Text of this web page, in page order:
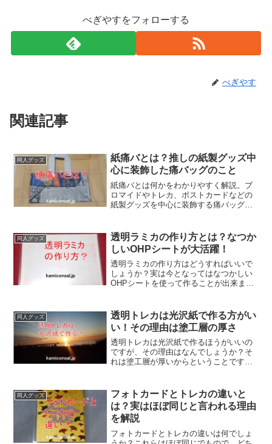
べぎやすをフォローする
べぎやす
関連記事
同人グッズ
紙痛バとは？推しの紙製グッズ中
心に装飾した痛バッグのこと
紙痛バとは何かをわかりやすく解説。ブ
ロマイドやトレカ、ポストカードなどの
紙製グッズを中心に装飾する痛バッグの
く紹介します。推し活で注目される紙痛
バッグ「紙痛バ」楽しんで下さい！
同人グッズ
透明ラミカの作り方とは？なつか
しいOHPシートが大活躍！
透明ラミカの作り方はどうすればいいで
しょうか？実は今となってはなつかしい
OHPシートを使って作ることが出来ま
チにするだけです。透明ラミカの作り方
としてはこれが一番簡単でしょう。
同人グッズ
透明トレカは光沢紙で作る方がい
い！その理由は塗工層の厚さ
透明トレカは光沢紙で作るほうがいいの
ですが、その理由はなんでしょうか？そ
れは塗工層が厚いからということです。
とが出来るからです。透明トレカを光沢
紙以外で作るのは難しいでしょう。
同人グッズ
フォトカードとトレカの違いと
は？実はほぼ同じと言われる理由
を解説
フォトカードとトレカの違いは何でしょ